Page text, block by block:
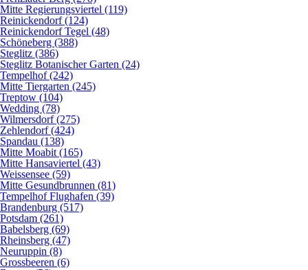
Mitte Regierungsviertel (119)
Reinickendorf (124)
Reinickendorf Tegel (48)
Schöneberg (388)
Steglitz (386)
Steglitz Botanischer Garten (24)
Tempelhof (242)
Mitte Tiergarten (245)
Treptow (104)
Wedding (78)
Wilmersdorf (275)
Zehlendorf (424)
Spandau (138)
Mitte Moabit (165)
Mitte Hansaviertel (43)
Weissensee (59)
Mitte Gesundbrunnen (81)
Tempelhof Flughafen (39)
Brandenburg (517)
Potsdam (261)
Babelsberg (69)
Rheinsberg (47)
Neuruppin (8)
Grossbeeren (6)